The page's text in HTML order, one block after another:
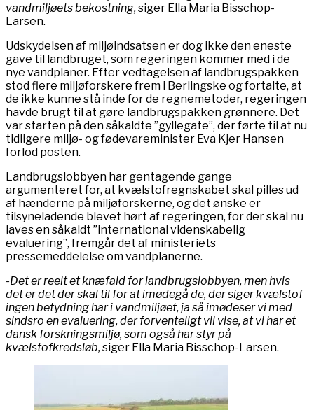
vandmiljøets bekostning,siger Ella Maria Bisschop-
Larsen.
Udskydelsen af miljøindsatsen er dog ikke den eneste
gave til landbruget, som regeringen kommer med i de
nye vandplaner. Efter vedtagelsen af landbrugspakken
stod flere miljøforskere frem i Berlingske og fortalte, at
de ikke kunne stå inde for de regnemetoder, regeringen
havde brugt til at gøre landbrugspakken grønnere. Det
var starten på den såkaldte ”gyllegate”, der førte til at nu
tidligere miljø- og fødevareminister Eva Kjer Hansen
forlod posten.
Landbrugslobbyen har gentagende gange
argumenteret for, at kvælstofregnskabet skal pilles ud
af hænderne på miljøforskerne, og det ønske er
tilsyneladende blevet hørt af regeringen, for der skal nu
laves en såkaldt ”international videnskabelig
evaluering”, fremgår det af ministeriets
pressemeddelelse om vandplanerne.
-Det er reelt et knæfald for landbrugslobbyen, men hvis
det er det der skal til for at imødegå de, der siger kvælstof
ingen betydning har i vandmiljøet, ja så imødeser vi med
sindsro en evaluering, der forventeligt vil vise, at vi har et
dansk forskningsmiljø, som også har styr på
kvælstofkredsløb,siger Ella Maria Bisschop-Larsen.